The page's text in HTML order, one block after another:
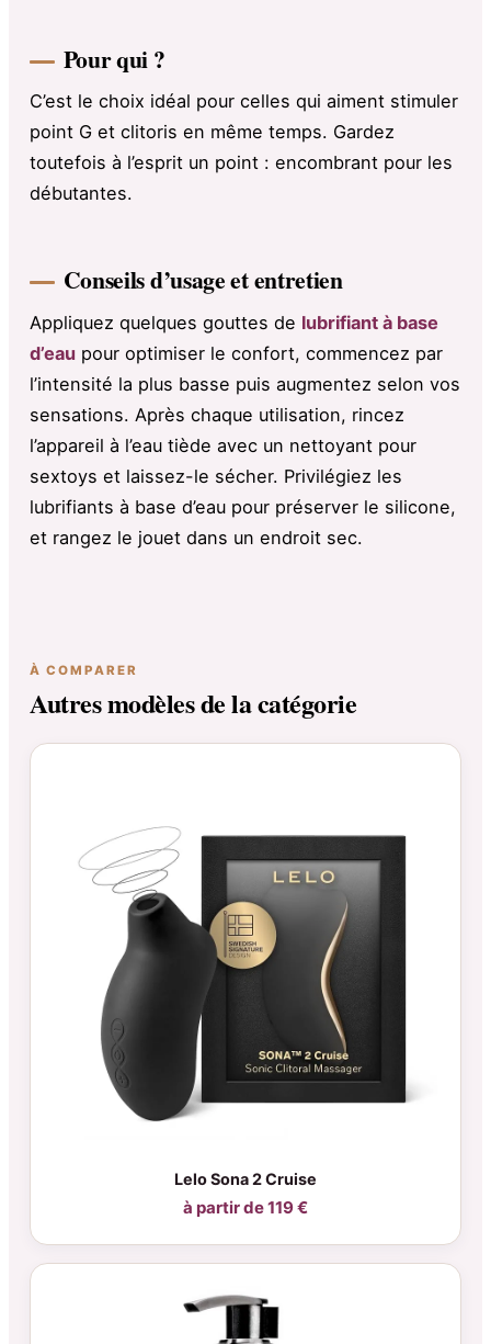
Pour qui ?
C’est le choix idéal pour celles qui aiment stimuler
point G et clitoris en même temps. Gardez
toutefois à l’esprit un point : encombrant pour les
débutantes.
Conseils d’usage et entretien
Appliquez quelques gouttes de lubrifiant à base
d’eau pour optimiser le confort, commencez par
l’intensité la plus basse puis augmentez selon vos
sensations. Après chaque utilisation, rincez
l’appareil à l’eau tiède avec un nettoyant pour
sextoys et laissez-le sécher. Privilégiez les
lubrifiants à base d’eau pour préserver le silicone,
et rangez le jouet dans un endroit sec.
À COMPARER
Autres modèles de la catégorie
Lelo Sona 2 Cruise
à partir de 119 €